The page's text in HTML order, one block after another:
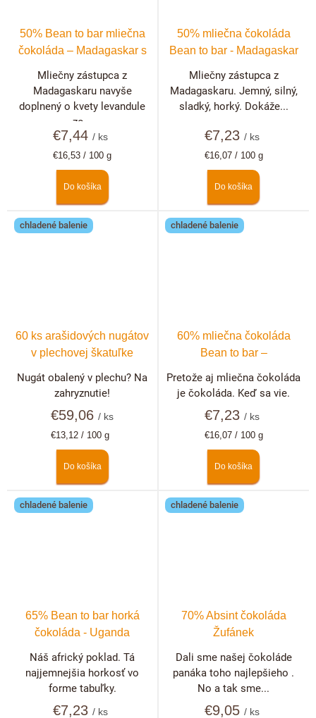
50% Bean to bar mliečna
čokoláda – Madagaskar s
€7,44/ ks
Jednotková
€16,53 / 100 g
Do košíka
Mliečny zástupca z
Madagaskaru navyše
doplnený o kvety levandule
zo...
50% mliečna čokoláda
Bean to bar - Madagaskar
€7,23 / ks
Jednotková
€16,07 / 100 g
Do košíka
Mliečny zástupca z
Madagaskaru. Jemný, silný,
sladký, horký. Dokáže...
chladené balenie
60 ks arašidových nugátov
v plechovej škatuľke
€59,06/ ks
Jednotková
€13,12 / 100 g
Do košíka
Nugát obalený v plechu? Na
zahryznutie!
chladené balenie
60% mliečna čokoláda
Bean to bar –
€7,23 / ks
Jednotková
€16,07 / 100 g
Do košíka
Pretože aj mliečna čokoláda
je čokoláda. Keď sa vie.
chladené balenie
65% Bean to bar horká
čokoláda - Uganda
€7,23/ ks
Náš africký poklad. Tá
najjemnejšia horkosť vo
forme tabuľky.
chladené balenie
70% Absint čokoláda
Žufánek
€9,05/ ks
Dali sme našej čokoláde
panáka toho najlepšieho .
No a tak sme...